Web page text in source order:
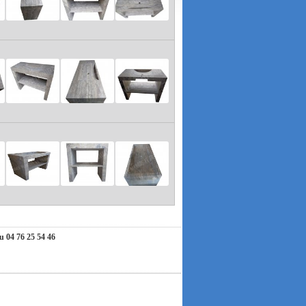
vous invitons à nous contacter par e-mail. Nous
et nous vous souhaitons un très bel été !
76 25 54 46